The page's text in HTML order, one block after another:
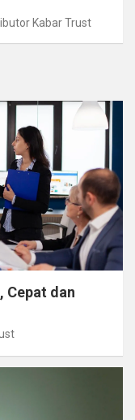
Kabar Trust
Cepat dan